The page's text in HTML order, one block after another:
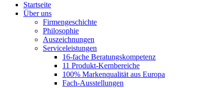
Startseite
Über uns
Firmengeschichte
Philosophie
Auszeichnungen
Serviceleistungen
16-fache Beratungskompetenz
11 Produkt-Kernbereiche
100% Markenqualität aus Europa
Fach-Ausstellungen